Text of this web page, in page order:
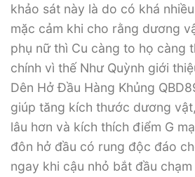
khảo sát này là do có khá
mặc cảm khi cho rằng dương
phụ nữ thì Cu càng to họ càng
chính vì thế Như Quỳnh giới
Dên Hở Đầu Hàng Khủng
giúp tăng kích thước dương
lâu hơn và kích thích điểm G
đôn hở đầu có rung độc đáo
ngay khi cậu nhỏ bắt đầu